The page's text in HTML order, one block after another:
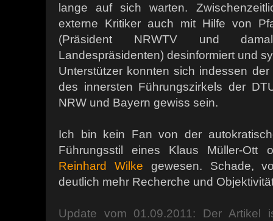
lange auf sich warten.
externe Kritiker auch mit Hilfe von
(Präsident NRWTV und
Landespräsidenten) desinformiert und
Unterstützer konnten sich indessen
des innersten Führungszirkels der
NRW und Bayern gewiss sein.
Ich bin kein Fan von der
Führungsstil eines Klaus Müller-Ott
Reinhard Wilke gewesen. Schade,
deutlich mehr Recherche und
Update vom 01.09.2011: Der Artikel